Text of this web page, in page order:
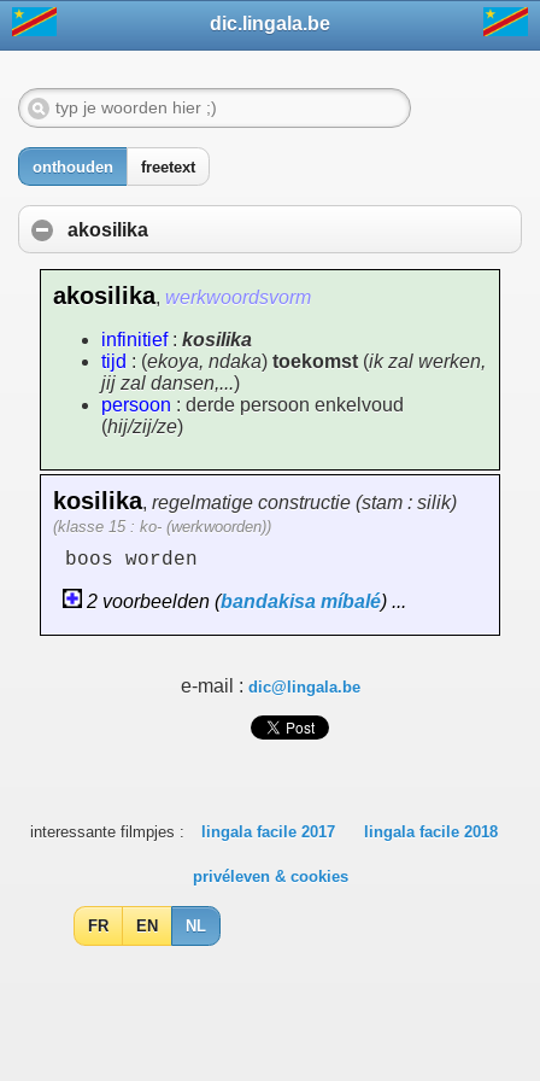
dic.lingala.be
onthouden freetext
akosilika
akosilika, werkwoordsvorm
infinitief: kosilika
tijd : (ekoya, ndaka) toekomst (ik zal werken,
jij zal dansen,...)
persoon : derde persoon enkelvoud
(hij/zij/ze)
kosilika, regelmatige constructie (stam : silik)
(klasse 15 : ko- (werkwoorden))
boos worden
2 voorbeelden (bandakisa míbalé) ...
e-mail : dic@lingala.be
interessante filmpjes : lingala facile 2017 lingala facile 2018
privéleven & cookies
FR EN NL